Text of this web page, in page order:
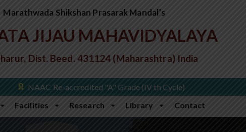
Marathwada Shikshan Prasarak Mandal’s
JIJAU MAHAVIDYALAYA
Dist. Beed. 431124 (Maharashtra) India
NAAC Re-accredited "A" Grade (IV th Cycle)
Facilities Research Library Contact